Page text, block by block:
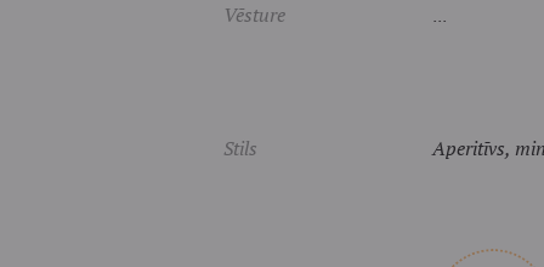
Vēsture ...
Stils Aperitīvs,